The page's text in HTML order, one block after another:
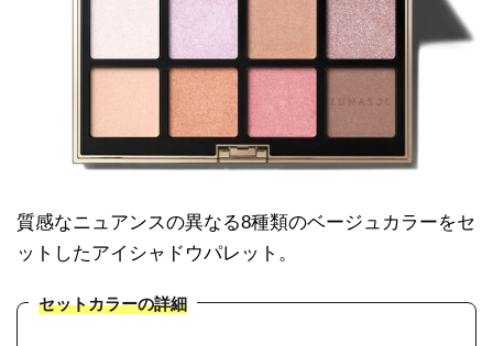
質感なニュアンスの異なる8種類のベージュカラーをセ
ットしたアイシャドウパレット。
セットカラーの詳細